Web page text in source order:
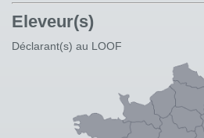
Eleveur(s)
Déclarant(s) au LOOF